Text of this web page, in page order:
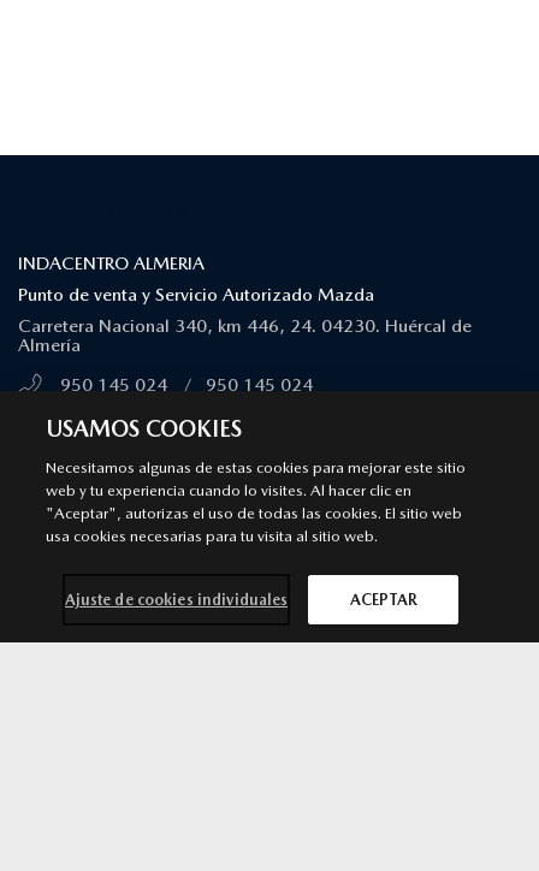
INDACENTRO ALMERIA
Punto de venta y Servicio Autorizado Mazda
Carretera Nacional 340, km 446, 24. 04230. Huércal de
Almería
950 145 024
/
950 145 024
MÁS INFORMACIÓN
INDACENTRO ROQUETAS
Punto de venta y Servicio Autorizado Mazda
950 322 812 / 950 322 812
MÁS INFORMACIÓN
USAMOS COOKIES
Necesitamos algunas de estas cookies para mejorar este sitio
web y tu experiencia cuando lo visites. Al hacer clic en
"Aceptar", autorizas el uso de todas las cookies. El sitio web
usa cookies necesarias para tu visita al sitio web.
Ajuste de cookies individuales ACEPTAR